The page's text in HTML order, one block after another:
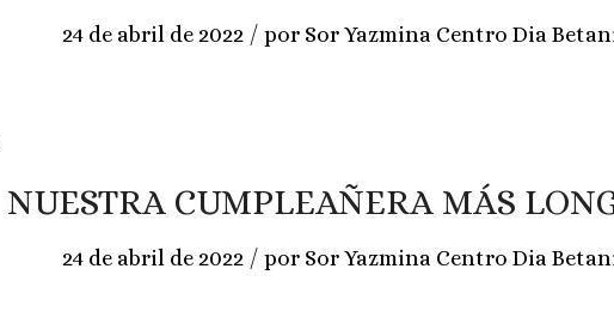
24 de abril de 2022 / por Sor Yazmina Centro Dia
NUESTRA CUMPLEAÑERA MÁS
24 de abril de 2022 / por Sor Yazmina Centro Dia